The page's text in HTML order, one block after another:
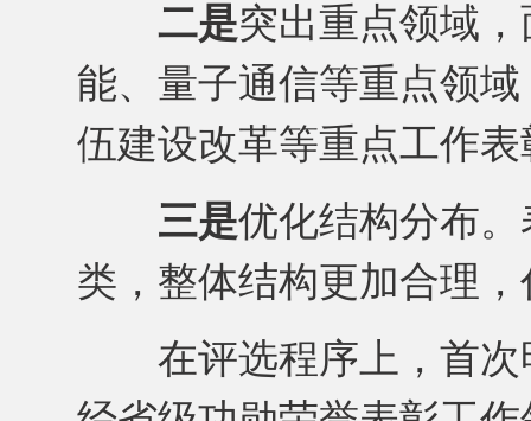
二是突出重点领域
能、量子通信等重点领
伍建设改革等重点工作
三是优化结构分布
类，整体结构更加合理
在评选程序上，首次